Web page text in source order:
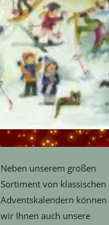
Neben unserem großen
Sortiment von klassischen
Adventskalendern können
wir Ihnen auch unsere